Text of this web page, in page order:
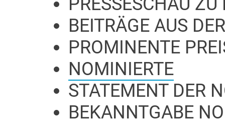
BEITRÄGE AUS
PROMINENTE
NOMINIERTE
STATEMENT DER
BEKANNTGABE